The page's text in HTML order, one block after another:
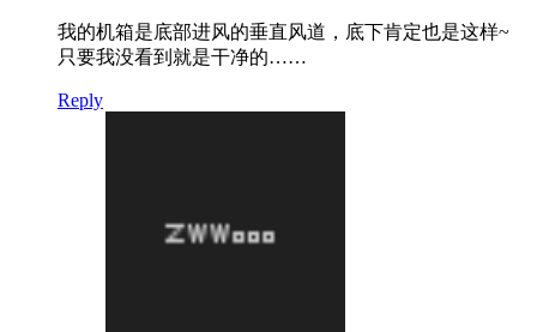
我的机箱是底部进风的垂直风道，底下肯定也是这样~
只要我没看到就是干净的……
Reply